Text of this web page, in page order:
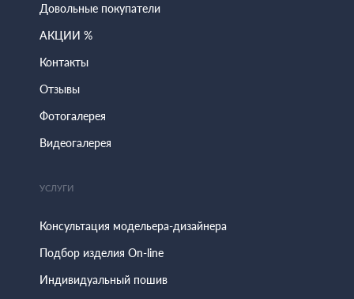
Довольные покупатели
АКЦИИ %
Контакты
Отзывы
Фотогалерея
Видеогалерея
УСЛУГИ
Консультация модельера-дизайнера
Подбор изделия On-line
Индивидуальный пошив